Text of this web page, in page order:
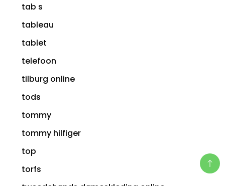
tab s
tableau
tablet
telefoon
tilburg online
tods
tommy
tommy hilfiger
top
torfs